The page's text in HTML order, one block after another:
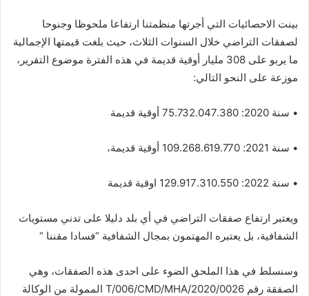
بينت الاحصائيات التي أجرتها منظمتنا ارتفاعا ملحوظا وجنوحا
لصفقات التراضي خلال السنوات الثلاث، حيث بلغت قيمتها الإجمالية
ما يربو على 308 مليار أوقية قديمة في هذه الفترة موضوع التقرير،
موزعة على النحو التالي:
• سنة 2020: 75.732.047.380 أوقية قديمة
• سنة 2021: 109.268.619.770 أوقية قديمة،
• سنة 2022: 129.917.310.550 اوقية قديمة
ويعتبر ارتفاع صفقات التراضي في أي بلد دليلا على تدني مستويات
الشفافية، بل يعتبره المهتمون بمجال الشفافية “فسادا مقننا “
وسنسلط في هذا الملحق الضوء على احدى هذه الصفقات، وهي
الصفقة رقم 0026/T/006/CMD/MHA/2020 الممولة من الوكالة